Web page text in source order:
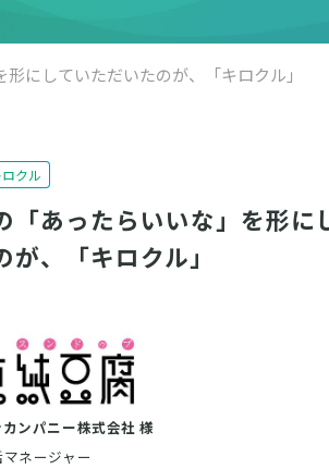
にしていただいたのが、「キロクル」
クル
「あったらいいな」を形に
が、「キロクル」
ンパニー株式会社 様
ネージャー